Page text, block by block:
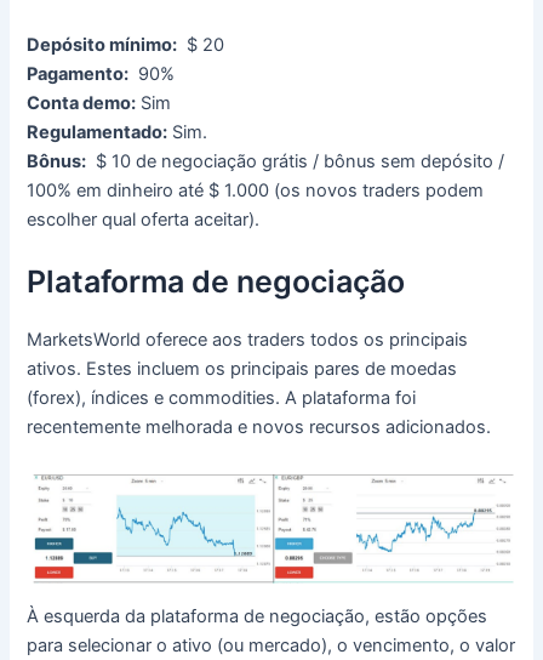
Depósito mínimo: $ 20
Pagamento: 90%
Conta demo: Sim
Regulamentado: Sim.
Bônus: $ 10 de negociação grátis / bônus sem depósito /
100% em dinheiro até $ 1.000 (os novos traders podem
escolher qual oferta aceitar).
Plataforma de negociação
MarketsWorld oferece aos traders todos os principais
ativos. Estes incluem os principais pares de moedas
(forex), índices e commodities.A plataforma foi
recentemente melhorada e novos recursos adicionados.
À esquerda da plataforma de negociação, estão opções
para selecionar o ativo (ou mercado), o vencimento, o valor